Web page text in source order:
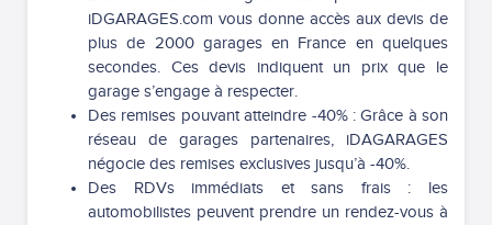
iDGARAGES.com vous donne accès aux devis de
plus de 2000 garages en France en quelques
secondes. Ces devis indiquent un prix que le
garage s’engage à respecter.
Des remises pouvant atteindre -40% : Grâce à son
réseau de garages partenaires, iDAGARAGES
négocie des remises exclusives jusqu’à -40%.
Des RDVs immédiats et sans frais : les
automobilistes peuvent prendre un rendez-vous à